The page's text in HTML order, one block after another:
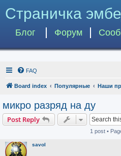
Страничка
Блог Форум
FAQ
Board index Популярные Наши
микро разряд на ду
Post Reply
1 post •
savol